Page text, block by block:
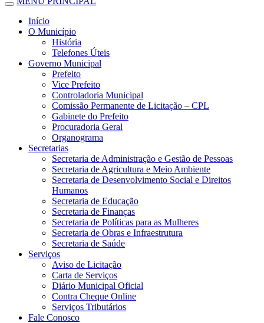
Início
O Município
História
Telefones Úteis
Governo Municipal
Prefeito
Vice Prefeito
Controladoria Municipal
Comissão Permanente de Licitação – CPL
Gabinete do Prefeito
Procuradoria Geral
Organograma
Secretarias
Secretaria de Administração e Gestão de Pessoas
Secretaria de Agricultura e Meio Ambiente
Secretaria de Desenvolvimento Social e Direitos
Humanos
Secretaria de Educação
Secretaria de Finanças
Secretaria de Políticas para as Mulheres
Secretaria de Obras e Infraestrutura
Secretaria de Saúde
Serviços
Aviso de Licitação
Carta de Serviços
Diário Municipal Oficial
Contra Cheque Online
Serviços Tributários
Fale Conosco